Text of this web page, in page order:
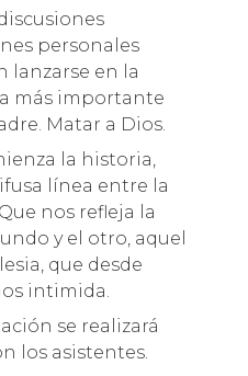
personales
lanzarse en la
más importante
Matar a Dios.
la historia,
línea entre la
nos refleja la
y el otro, aquel
que desde
intimida.
se realizará
los asistentes.